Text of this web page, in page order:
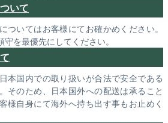
いて
ついてはお客様にてお確かめください。
を最優先にしてください。
本国内での取り扱いが合法で安全である
そのため、日本国外への配送は承ること
様自身にて海外へ持ち出す事もお止めく